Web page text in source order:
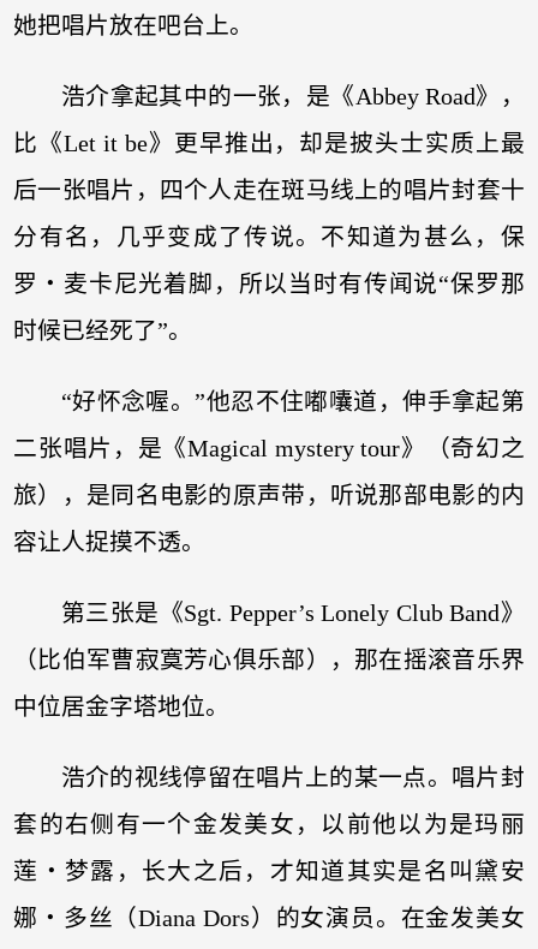
她把唱片放在吧台上。
浩介拿起其中的一张，是《Abbey Road》，
比《Let it be》更早推出，却是披头士实质上最
后一张唱片，四个人走在斑马线上的唱片封套十
分有名，几乎变成了传说。不知道为甚么，保
罗‧麦卡尼光着脚，所以当时有传闻说“保罗那
时候已经死了”。
“好怀念喔。”他忍不住嘟囔道，伸手拿起第
二张唱片，是《Magical mystery tour》（奇幻之
旅），是同名电影的原声带，听说那部电影的内
容让人捉摸不透。
第三张是《Sgt. Pepper’s Lonely Club Band》
（比伯军曹寂寞芳心俱乐部），那在摇滚音乐界
中位居金字塔地位。
浩介的视线停留在唱片上的某一点。唱片封
套的右侧有一个金发美女，以前他以为是玛丽
莲‧梦露，长大之后，才知道其实是名叫黛安
娜‧多丝（Diana Dors）的女演员。在金发美女